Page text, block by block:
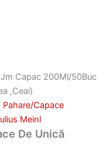
Capac 200Ml/50Buc
,Ceai)
Pahare/Capace
Meinl
De Unică